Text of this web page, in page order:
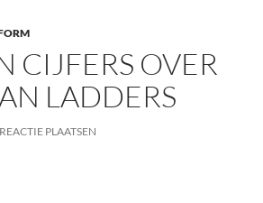
CIJFERS OVER
LADDERS
PLAATSEN